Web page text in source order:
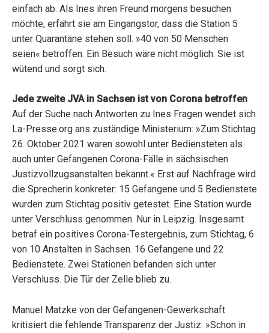
einfach ab. Als Ines ihren Freund morgens besuchen
möchte, erfährt sie am Eingangstor, dass die Station 5
unter Quarantäne stehen soll. »40 von 50 Menschen
seien« betroffen. Ein Besuch wäre nicht möglich. Sie ist
wütend und sorgt sich.
Jede zweite JVA in Sachsen ist von Corona betroffen
Auf der Suche nach Antworten zu Ines Fragen wendet sich
La-Presse.org ans zuständige Ministerium: »Zum Stichtag
26. Oktober 2021 waren sowohl unter Bediensteten als
auch unter Gefangenen Corona-Fälle in sächsischen
Justizvollzugsanstalten bekannt.« Erst auf Nachfrage wird
die Sprecherin konkreter: 15 Gefangene und 5 Bedienstete
wurden zum Stichtag positiv getestet. Eine Station wurde
unter Verschluss genommen. Nur in Leipzig. Insgesamt
betraf ein positives Corona-Testergebnis, zum Stichtag, 6
von 10 Anstalten in Sachsen. 16 Gefangene und 22
Bedienstete. Zwei Stationen befanden sich unter
Verschluss. Die Tür der Zelle blieb zu.
Manuel Matzke von der Gefangenen-Gewerkschaft
kritisiert die fehlende Transparenz der Justiz: »Schon in